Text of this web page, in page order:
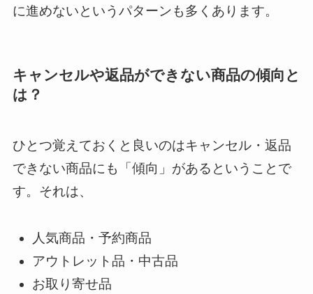
に進めないというパターンも多くあります。
キャンセルや返品ができない商品の傾向と
は？
ひとつ覚えておくと良いのはキャンセル・返品
できない商品にも「傾向」があるということで
す。それは、
人気商品・予約商品
アウトレット品・中古品
お取り寄せ品